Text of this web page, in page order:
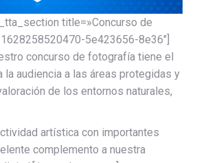
title=»Concurso de
5e423656-8e36″]
concurso de fotografía tiene el
la audiencia a las áreas protegidas y
de los entornos naturales,
artística con importantes
complemento a nuestra